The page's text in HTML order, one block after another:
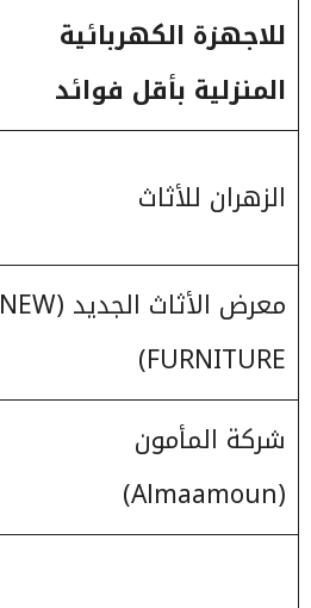
للاجهزة الكهربائية
المنزلية بأقل فوائد
الزهران للأثاث
معرض الأثاث الجديد (NEW
FURNITURE)
شركة المأمون
(Almaamoun)